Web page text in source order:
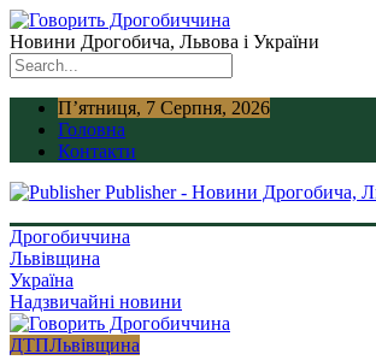
Новини Дрогобича, Львова і України
П’ятниця, 7 Серпня, 2026
Головна
Контакти
Publisher - Новини Дрогобича,
Дрогобиччина
Львівщина
Україна
Надзвичайні новини
ДТПЛьвівщина